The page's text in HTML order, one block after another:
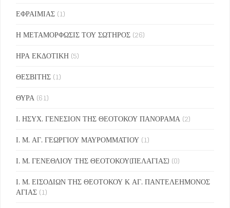
ΕΦΡΑΙΜΙΑΣ (1)
Η ΜΕΤΑΜΟΡΦΩΣΙΣ ΤΟΥ ΣΩΤΗΡΟΣ (26)
ΗΡΑ ΕΚΔΟΤΙΚΗ (5)
ΘΕΣΒΙΤΗΣ (1)
ΘΥΡΑ (61)
Ι. ΗΣΥΧ. ΓΕΝΕΣΙΟΝ ΤΗΣ ΘΕΟΤΟΚΟΥ ΠΑΝΟΡΑΜΑ (2)
Ι. Μ. ΑΓ. ΓΕΩΡΓΙΟΥ ΜΑΥΡΟΜΜΑΤΙΟΥ (1)
Ι. Μ. ΓΕΝΕΘΛΙΟΥ ΤΗΣ ΘΕΟΤΟΚΟΥ(ΠΕΛΑΓΙΑΣ) (0)
Ι. Μ. ΕΙΣΟΔΙΩΝ ΤΗΣ ΘΕΟΤΟΚΟΥ Κ ΑΓ. ΠΑΝΤΕΛΕΗΜΟΝΟΣ
ΑΓΙΑΣ (1)